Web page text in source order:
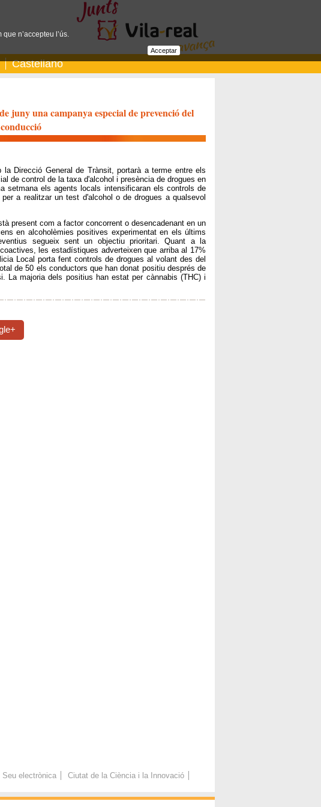
Castellano
juny una campanya especial de prevenció del
la Direcció General de Trànsit, portarà a terme entre els
de control de la taxa d'alcohol i presència de drogues en
setmana els agents locals intensificaran els controls de
a realitzar un test d'alcohol o de drogues a qualsevol
present com a factor concorrent o desencadenant en un
en alcoholèmies positives experimentat en els últims
segueix sent un objectiu prioritari. Quant a la
les estadístiques adverteixen que arriba al 17%
Local porta fent controls de drogues al volant des del
de 50 els conductors que han donat positiu després de
La majoria dels positius han estat per cànnabis (THC) i
Seu electrònica Ciutat de la Ciència i la Innovació
n’accepteu l’ús.
Acceptar